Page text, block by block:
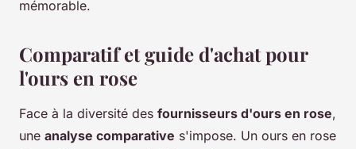
mémorable.
Comparatif et guide d'achat pour
l'ours en rose
Face à la diversité des fournisseurs d'ours en rose,
une analyse comparative s'impose. Un ours en rose